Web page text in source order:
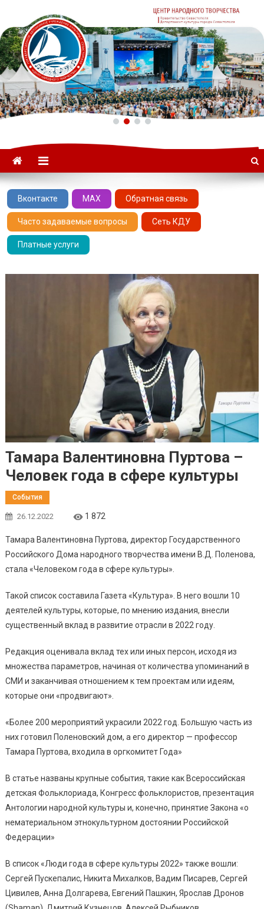
ГАУК «ЦНТ» –
Севастопольский Центр
народного творчества
Вконтакте MAX Обратная связь
Часто задаваемые вопросы Сеть КДУ
Платные услуги
Тамара Валентиновна Пуртова –
Человек года в сфере культуры
События
26.12.2022 1 872
Тамара Валентиновна Пуртова, директор Государственного
Российского Дома народного творчества имени В.Д. Поленова,
стала «Человеком года в сфере культуры».
Такой список составила Газета «Культура». В него вошли 10
деятелей культуры, которые, по мнению издания, внесли
существенный вклад в развитие отрасли в 2022 году.
Редакция оценивала вклад тех или иных персон, исходя из
множества параметров, начиная от количества упоминаний в
СМИ и заканчивая отношением к тем проектам или идеям,
которые они «продвигают».
«Более 200 мероприятий украсили 2022 год. Большую часть из
них готовил Поленовский дом, а его директор — профессор
Тамара Пуртова, входила в оргкомитет Года»
В статье названы крупные события, такие как Всероссийская
детская Фольклориада, Конгресс фольклористов, презентация
Антологии народной культуры и, конечно, принятие Закона «о
нематериальном этнокультурном достоянии Российской
Федерации»
В список «Люди года в сфере культуры 2022» также вошли:
Сергей Пускепалис, Никита Михалков, Вадим Писарев, Сергей
Цивилев, Анна Долгарева, Евгений Пашкин, Ярослав Дронов